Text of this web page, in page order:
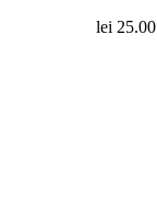
lei 25.00